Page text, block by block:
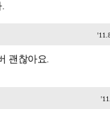
.
괜찮아요.